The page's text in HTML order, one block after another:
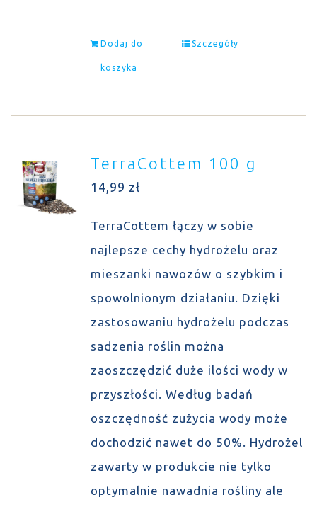
Dodaj do
koszyka
Szczegóły
TerraCottem 100 g
14,99 zł
TerraCottem łączy w sobie
najlepsze cechy hydrożelu oraz
mieszanki nawozów o szybkim i
spowolnionym działaniu. Dzięki
zastosowaniu hydrożelu podczas
sadzenia roślin można
zaoszczędzić duże ilości wody w
przyszłości. Według badań
oszczędność zużycia wody może
dochodzić nawet do 50%. Hydrożel
zawarty w produkcie nie tylko
optymalnie nawadnia rośliny ale